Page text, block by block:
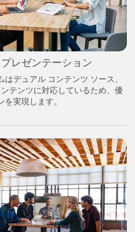
レゼンテーション
はデュアル コンテンツ ソース、
テンツに対応しているため、優
を実現します。